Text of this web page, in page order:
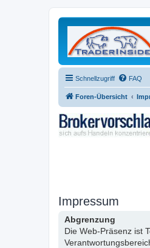
Schnellzugriff FAQ
Foren-Übersicht
Impressum
Abgrenzung
Die Web-Präsenz ist